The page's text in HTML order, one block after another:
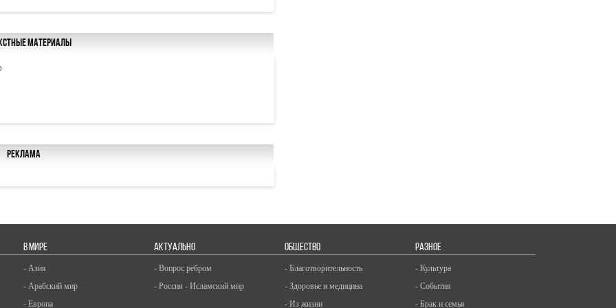
материалы
Реклама
В МИРЕ
- Азия
- Арабский мир
- Европа
АКТУАЛЬНО
- Вопрос ребром
- Россия - Исламский мир
ОБЩЕСТВО
- Благотворительность
- Здоровье и медицина
- Из жизни
РАЗНОЕ
- Культура
- События
- Брак и семья